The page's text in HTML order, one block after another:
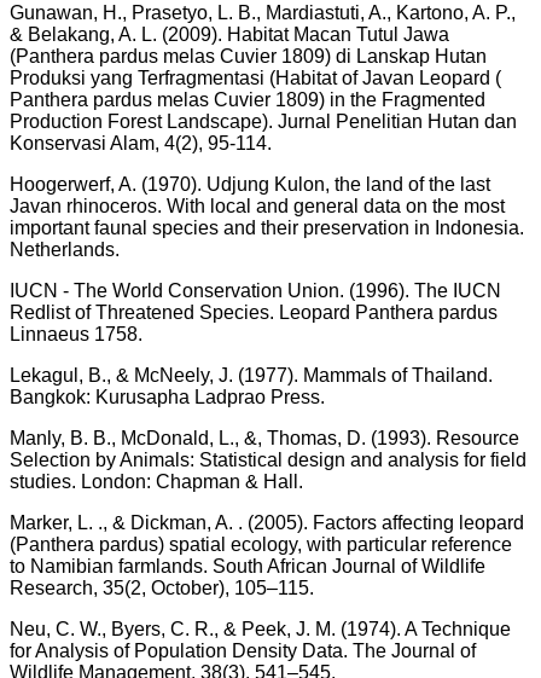
Gunawan, H., Prasetyo, L. B., Mardiastuti, A., Kartono, A. P.,
& Belakang, A. L. (2009). Habitat Macan Tutul Jawa
(Panthera pardus melas Cuvier 1809) di Lanskap Hutan
Produksi yang Terfragmentasi (Habitat of Javan Leopard (
Panthera pardus melas Cuvier 1809) in the Fragmented
Production Forest Landscape). Jurnal Penelitian Hutan dan
Konservasi Alam, 4(2), 95-114.
Hoogerwerf, A. (1970). Udjung Kulon, the land of the last
Javan rhinoceros. With local and general data on the most
important faunal species and their preservation in Indonesia.
Netherlands.
IUCN - The World Conservation Union. (1996). The IUCN
Redlist of Threatened Species. Leopard Panthera pardus
Linnaeus 1758.
Lekagul, B., & McNeely, J. (1977). Mammals of Thailand.
Bangkok: Kurusapha Ladprao Press.
Manly, B. B., McDonald, L., &, Thomas, D. (1993). Resource
Selection by Animals: Statistical design and analysis for field
studies. London: Chapman & Hall.
Marker, L. ., & Dickman, A. . (2005). Factors affecting leopard
(Panthera pardus) spatial ecology, with particular reference
to Namibian farmlands. South African Journal of Wildlife
Research, 35(2, October), 105–115.
Neu, C. W., Byers, C. R., & Peek, J. M. (1974). A Technique
for Analysis of Population Density Data. The Journal of
Wildlife Management, 38(3), 541–545.